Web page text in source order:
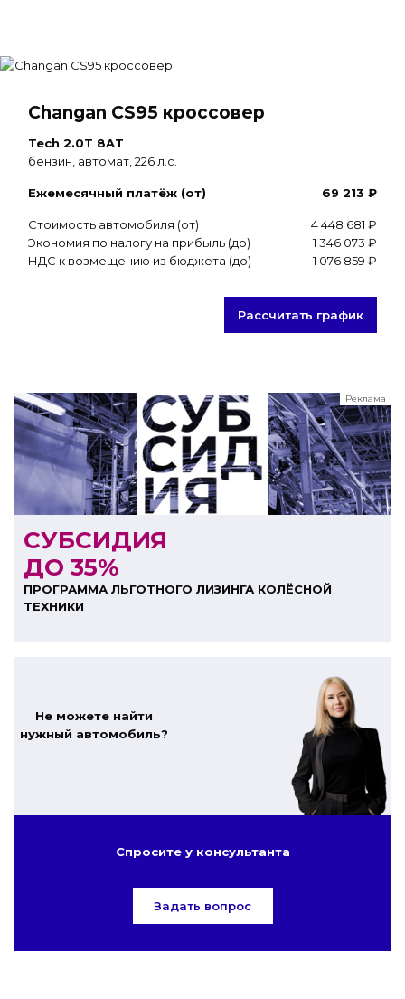
Changan CS95 кроссовер
Tech 2.0T 8AT
бензин, автомат, 226 л.с.
Ежемесячный платёж (от) 69 213 ₽
Стоимость автомобиля (от)
4 448 681 ₽
Экономия по налогу на прибыль (до)
1 346 073 ₽
НДС к возмещению из бюджета (до)
1 076 859 ₽
Рассчитать график
Реклама
ООО "ЛК Эволюция"
ИНН 9724016636
erid: nyi26TK8Sykg5SPCgA2w5MdVpLJdC9hh
СУБСИДИЯ
ДО 35%
ПРОГРАММА ЛЬГОТНОГО ЛИЗИНГА КОЛЁСНОЙ
ТЕХНИКИ
Не можете найти
нужный автомобиль?
Спросите у консультанта
Задать вопрос